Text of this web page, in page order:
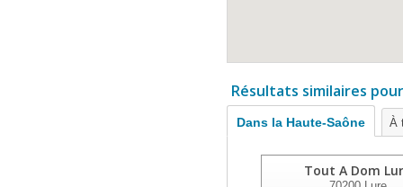
Résultats similaires
Dans la Haute-Saône À
Tout A Dom